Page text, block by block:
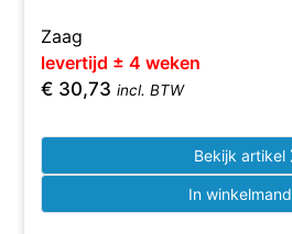
Zaag
levertijd ± 4 weken
€ 30,73 incl. BTW
Bekijk artikel
In winkelmand